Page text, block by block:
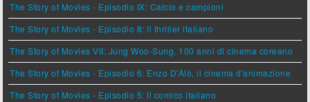
The Story of Movies - Episodio IX: Calcio e campioni
The Story of Movies - Episodio 8: Il thriller italiano
The Story of Movies VII: Jung Woo-Sung, 100 anni di cinema coreano
The Story of Movies - Episodio 6: Enzo D'Alò, il cinema d'animazione
The Story of Movies - Episodio 5: Il comico italiano